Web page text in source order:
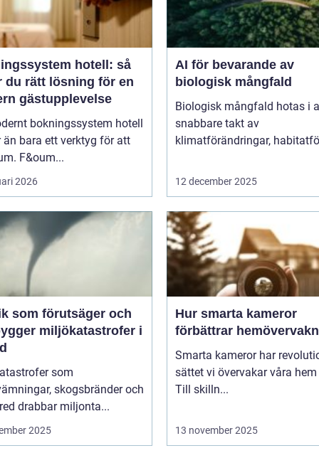
hotell: så
du rätt lösning för en
gästupplevelse
bokningssystem hotell
än bara ett verktyg för att
F&oum...
2026
AI för bevarande av
biologisk mångfald
Biologisk mångfald hotas i
snabbare takt av
klimatförändringar,
12 december 2025
som förutsäger och
miljökatastrofer i
som
skogsbränder och
drabbar miljonta...
2025
Hur smarta kameror
förbättrar
Smarta kameror har
sättet vi övervakar våra
Till skilln...
13 november 2025